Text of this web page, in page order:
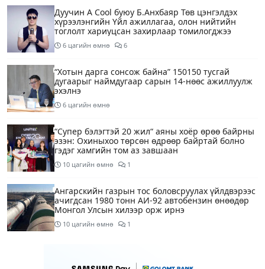
Дуучин A Cool буюу Б.Анхбаяр Төв цэнгэлдэх
хүрээлэнгийн Үйл ажиллагаа, олон нийтийн
тоглолт хариуцсан захирлаар томилогджээ
6 цагийн өмнө 6
“Хотын дарга сонсож байна” 150150 тусгай
дугаарыг наймдугаар сарын 14-нөөс ажиллуулж
эхэлнэ
6 цагийн өмнө
“Супер бэлэгтэй 20 жил“ аяны хоёр өрөө байрны
эзэн: Охиныхоо төрсөн өдрөөр байртай болно
гэдэг хамгийн том аз завшаан
10 цагийн өмнө 1
Ангарскийн газрын тос боловсруулах үйлдвэрээс
ачигдсан 1980 тонн АИ-92 автобензин өнөөдөр
Монгол Улсын хилээр орж ирнэ
10 цагийн өмнө 1
төрийн бодлогын хомсдол үүсээд байна